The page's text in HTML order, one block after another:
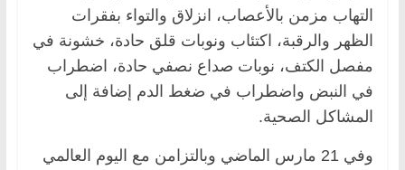
التهاب مزمن بالأعصاب، انزلاق والتواء بفقرات
الظهر والرقبة، اكتئاب ونوبات قلق حادة، خشونة في
مفصل الكتف، نوبات صداع نصفي حادة، اضطراب
في النبض واضطراب في ضغط الدم إضافة إلى
المشاكل الصحية.
وفي 21 مارس الماضي وبالتزامن مع اليوم العالمي